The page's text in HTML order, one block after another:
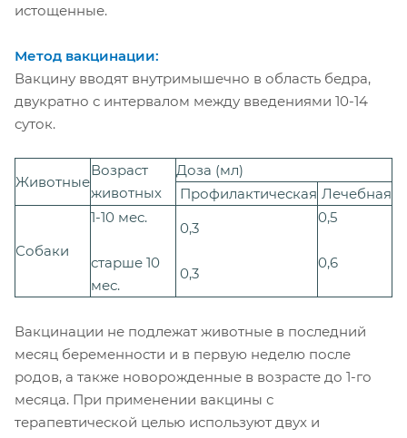
истощенные.
Метод вакцинации:
Вакцину вводят внутримышечно в область бедра,
двукратно с интервалом между введениями 10-14
суток.
Животные
Возраст
животных
Доза (мл)
Профилактическая Лечебная
Собаки
1-10 мес.
старше 10
мес.
0,3
0,3
0,5
0,6
Вакцинации не подлежат животные в последний
месяц беременности и в первую неделю после
родов, а также новорожденные в возрасте до 1-го
месяца. При применении вакцины с
терапевтической целью используют двух и